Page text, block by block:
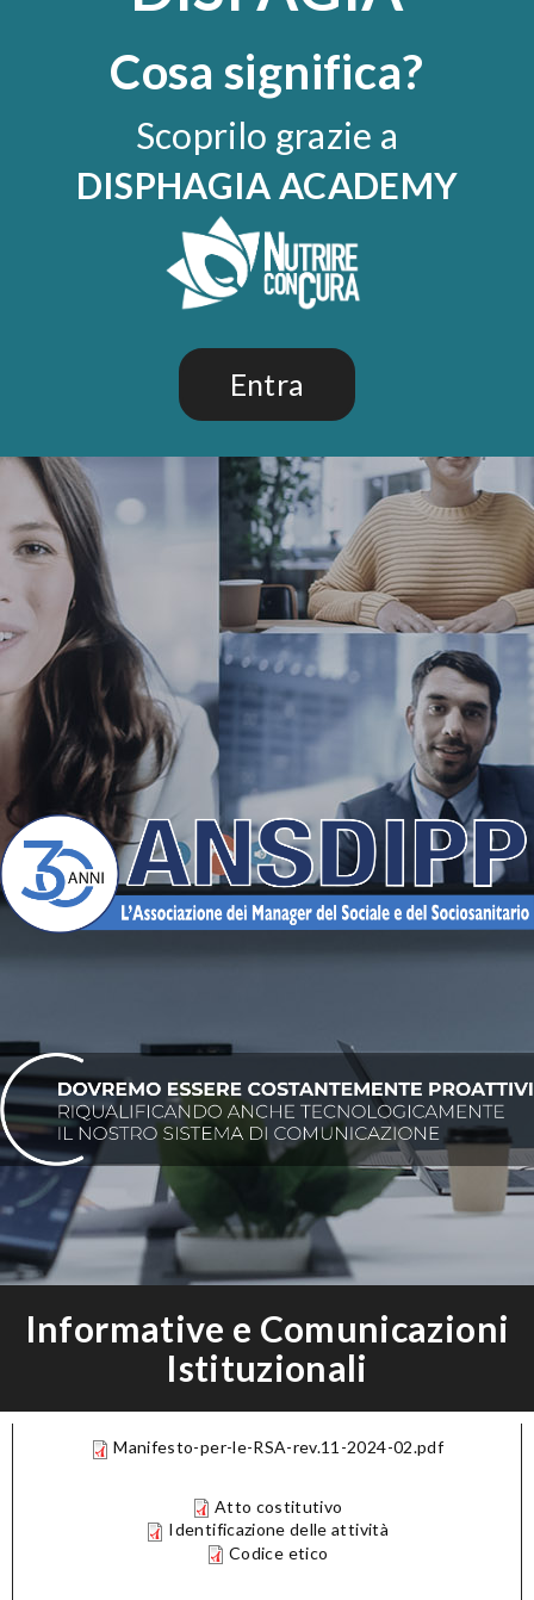
Cosa significa?
Scoprilo grazie a
DISPHAGIA ACADEMY
Entra
Informative e Comunicazioni
Istituzionali
Manifesto-per-le-RSA-rev.11-2024-02.pdf
Atto costitutivo
Identificazione delle attività
Codice etico